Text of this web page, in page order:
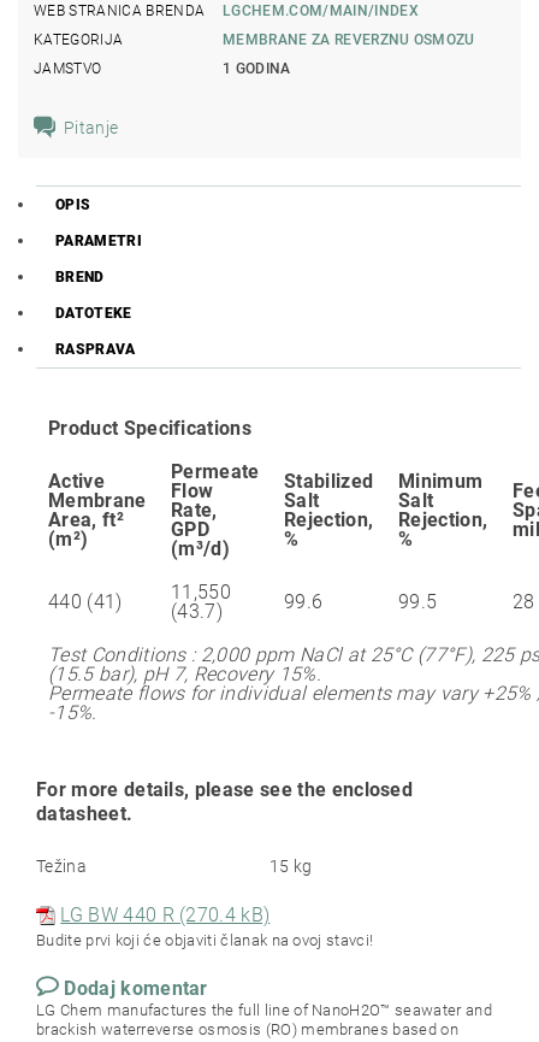
WEB STRANICA BRENDA
LGCHEM.COM/MAIN/INDEX
KATEGORIJA
MEMBRANE ZA REVERZNU OSMOZU
JAMSTVO
1 GODINA
Pitanje
OPIS
PARAMETRI
BREND
DATOTEKE
RASPRAVA
Product Specifications
Active
Membrane
Area, ft²
(m²)
Permeate
Flow
Rate,
GPD
(m³/d)
Stabilized
Salt
Rejection,
%
Minimum
Salt
Rejection,
%
mil
440 (41)
11,550
(43.7)
99.6 99.5 28
Test Conditions : 2,000 ppm NaCl at 25°C (77°F), 225
(15.5 bar), pH 7, Recovery 15%.
Permeate flows for individual elements may vary +25%
-15%.
For more details, please see the enclosed
datasheet.
Težina 15 kg
LG BW 440 R (270.4 kB)
Budite prvi koji će objaviti članak na ovoj stavci!
Dodaj komentar
LG Chem manufactures the full line of NanoH2O™ seawater and
brackish waterreverse osmosis (RO) membranes based on